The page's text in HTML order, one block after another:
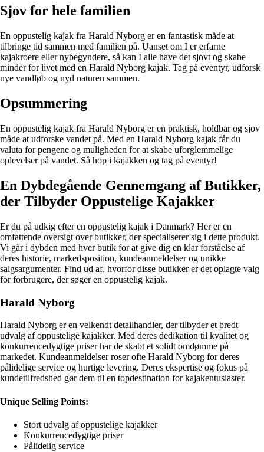
Sjov for hele familien
En oppustelig kajak fra Harald Nyborg er en fantastisk måde at
tilbringe tid sammen med familien på. Uanset om I er erfarne
kajakroere eller nybegyndere, så kan I alle have det sjovt og skabe
minder for livet med en Harald Nyborg kajak. Tag på eventyr, udforsk
nye vandløb og nyd naturen sammen.
Opsummering
En oppustelig kajak fra Harald Nyborg er en praktisk, holdbar og sjov
måde at udforske vandet på. Med en Harald Nyborg kajak får du
valuta for pengene og muligheden for at skabe uforglemmelige
oplevelser på vandet. Så hop i kajakken og tag på eventyr!
En Dybdegående Gennemgang af Butikker,
der Tilbyder Oppustelige Kajakker
Er du på udkig efter en oppustelig kajak i Danmark? Her er en
omfattende oversigt over butikker, der specialiserer sig i dette produkt.
Vi går i dybden med hver butik for at give dig en klar forståelse af
deres historie, markedsposition, kundeanmeldelser og unikke
salgsargumenter. Find ud af, hvorfor disse butikker er det oplagte valg
for forbrugere, der søger en oppustelig kajak.
Harald Nyborg
Harald Nyborg er en velkendt detailhandler, der tilbyder et bredt
udvalg af oppustelige kajakker. Med deres dedikation til kvalitet og
konkurrencedygtige priser har de skabt et solidt omdømme på
markedet. Kundeanmeldelser roser ofte Harald Nyborg for deres
pålidelige service og hurtige levering. Deres ekspertise og fokus på
kundetilfredshed gør dem til en topdestination for kajakentusiaster.
Unique Selling Points:
Stort udvalg af oppustelige kajakker
Konkurrencedygtige priser
Pålidelig service